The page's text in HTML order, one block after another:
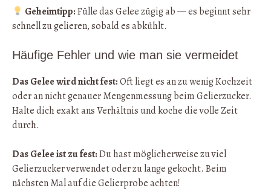
Geheimtipp:Fülle das Gelee zügig ab — es beginnt sehr
schnell zu gelieren, sobald es abkühlt.
Häufige Fehler und wie man sie vermeidet
Das Gelee wird nicht fest:Oft liegt es an zu wenig Kochzeit
oder an nicht genauer Mengenmessung beim Gelierzucker.
Halte dich exakt ans Verhältnis und koche die volle Zeit
durch.
Das Gelee ist zu fest:Du hast möglicherweise zu viel
Gelierzucker verwendet oder zu lange gekocht. Beim
nächsten Mal auf die Gelierprobe achten!